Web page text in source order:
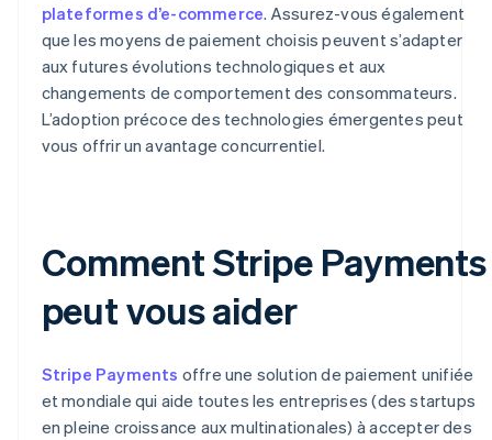
plateformes d’e-commerce. Assurez-vous également
que les moyens de paiement choisis peuvent s’adapter
aux futures évolutions technologiques et aux
changements de comportement des consommateurs.
L’adoption précoce des technologies émergentes peut
vous offrir un avantage concurrentiel.
Comment Stripe Payments
peut vous aider
Stripe Payments offre une solution de paiement unifiée
et mondiale qui aide toutes les entreprises (des startups
en pleine croissance aux multinationales) à accepter des